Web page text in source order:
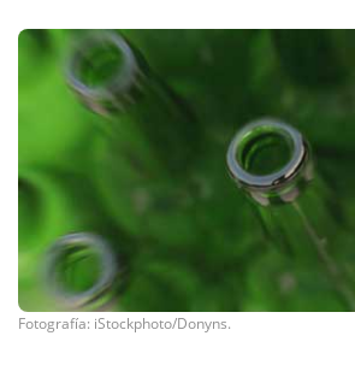
Fotografía: iStockphoto/Donyns.